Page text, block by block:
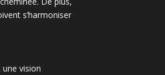
s’harmoniser
vision